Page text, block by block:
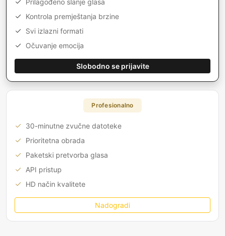
Prilagođeno slanje glasa
Kontrola premještanja brzine
Svi izlazni formati
Očuvanje emocija
Slobodno se prijavite
Profesionalno
30-minutne zvučne datoteke
Prioritetna obrada
Paketski pretvorba glasa
API pristup
HD način kvalitete
Nadogradi